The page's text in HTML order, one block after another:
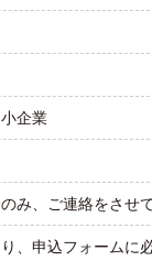
企業
み、ご連絡をさせ
、申込フォームに